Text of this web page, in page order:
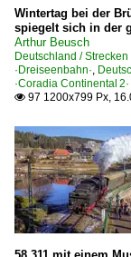
Wintertag bei der
spiegelt sich in der
Arthur Beusch
Deutschland /
·Dreiseenbahn·,
·Coradia Continental
 97 1200x799 Px,